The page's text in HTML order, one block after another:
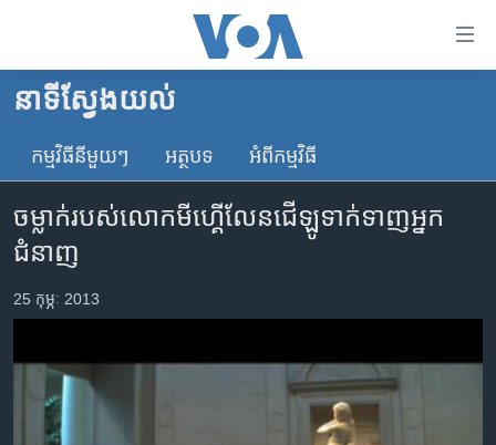
គេហទំព័រ​
និង​
ចូល​
ទំព័រ​
រំលង​
កម្ពុជា
អន្តរជាតិ
ចិន
កម្ពុជាច្នៃប្រតិដ្ឋ
ទូរទស្សន៍ / វីដេអូ​
វិទ្យុ / ផតខាសថ៍
នាទី​ស្វែង​យល់
កម្មវិធី​នីមួយៗ អត្ថបទ​ អំពី​កម្មវិធី​
ចម្លាក់​របស់​លោក​មីហ្គើលែនជើឡូ​ទាក់​ទាញ​អ្នក​
ជំនាញ
25 កុម្ភៈ 2013